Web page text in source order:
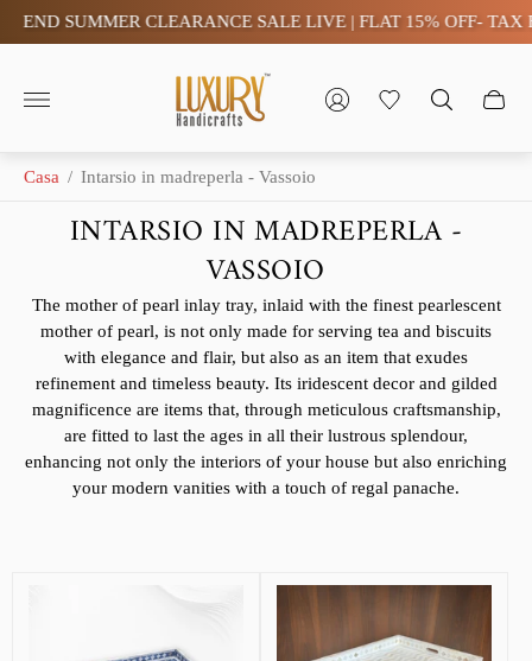
CLEARANCE SALE LIVE | FLAT 15% OFF- TAX FREE
Logo
del
negozio"
Casa / Intarsio in madreperla - Vassoio
INTARSIO IN MADREPERLA -
VASSOIO
The mother of pearl inlay tray, inlaid with the finest pearlescent
mother of pearl, is not only made for serving tea and biscuits
with elegance and flair, but also as an item that exudes
refinement and timeless beauty. Its iridescent decor and gilded
magnificence are items that, through meticulous craftsmanship,
are fitted to last the ages in all their lustrous splendour,
enhancing not only the interiors of your house but also enriching
your modern vanities with a touch of regal panache.